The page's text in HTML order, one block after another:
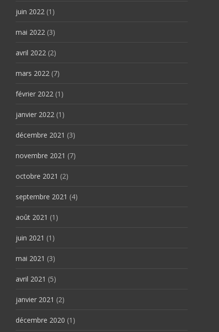
juin 2022 (1)
mai 2022 (3)
avril 2022 (2)
mars 2022 (7)
février 2022 (1)
janvier 2022 (1)
décembre 2021 (3)
novembre 2021 (7)
octobre 2021 (2)
septembre 2021 (4)
août 2021 (1)
juin 2021 (1)
mai 2021 (3)
avril 2021 (5)
janvier 2021 (2)
décembre 2020 (1)